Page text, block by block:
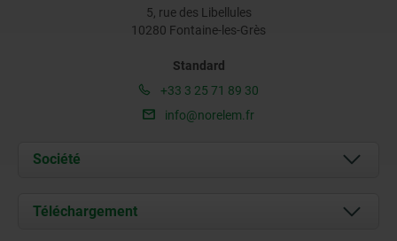
5, rue des Libellules
10280 Fontaine-les-Grès
Standard
+33 3 25 71 89 30
info@norelem.fr
Société
À propos de nous
Téléchargement